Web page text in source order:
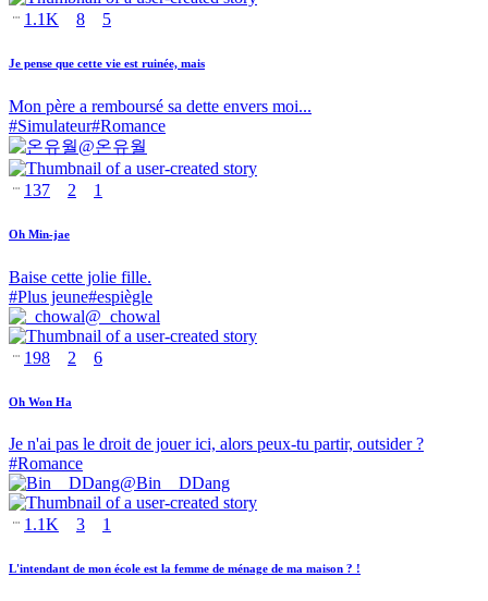
1.1K 8 5
Je pense que cette vie est ruinée, mais
Mon père a remboursé sa dette envers moi...
#Simulateur#Romance
@온유월
137 2 1
Oh Min-jae
Baise cette jolie fille.
#Plus jeune#espiègle
@ _chowal
198 2 6
Oh Won Ha
Je n'ai pas le droit de jouer ici, alors peux-tu partir, outsider ?
#Romance
@Bin__DDang
1.1K 3 1
L'intendant de mon école est la femme de ménage de ma maison ? !